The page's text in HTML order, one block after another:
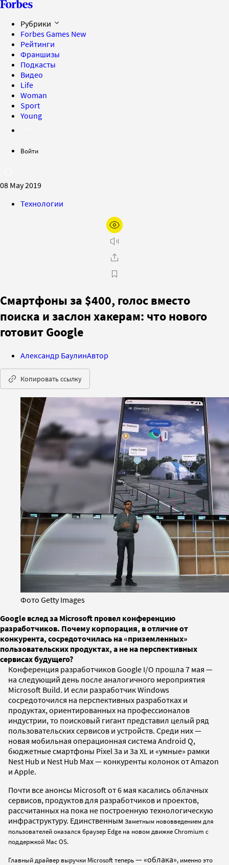
Рубрики
Forbes Games New
Рейтинги
Франшизы
Подкасты
Видео
Life
Woman
Sport
Young
Войти
08 May 2019
Технологии
Смартфоны за $400, голос вместо
поиска и заслон хакерам: что нового
готовит Google
Александр БаулинАвтор
Копировать ссылку
Фото Getty Images
Google вслед за Microsoft провел конференцию
разработчиков. Почему корпорация, в отличие от
конкурента, сосредоточилась на «приземленных»
пользовательских продуктах, а не на перспективных
сервисах будущего?
Конференция разработчиков Google I/O прошла 7 мая —
на следующий день после аналогичного мероприятия
Microsoft Build. И если разработчик Windows
сосредоточился на перспективных разработках и
продуктах, ориентированных на профессионалов
индустрии, то поисковый гигант представил целый ряд
пользовательских сервисов и устройств. Среди них —
новая мобильная операционная система Android Q,
бюджетные смартфоны Pixel 3a и 3a XL и «умные» рамки
Nest Hub и Nest Hub Max — конкуренты колонок от Amazon
и Apple.
Почти все анонсы Microsoft от 6 мая касались облачных
сервисов, продуктов для разработчиков и проектов,
рассчитанных на пока не построенную технологическую
инфраструктуру. Единственным заметным нововведением для
пользователей оказался браузер Edge на новом движке Chromium с
поддержкой Mac OS.
Главный драйвер выручки Microsoft теперь— «облака», именно это